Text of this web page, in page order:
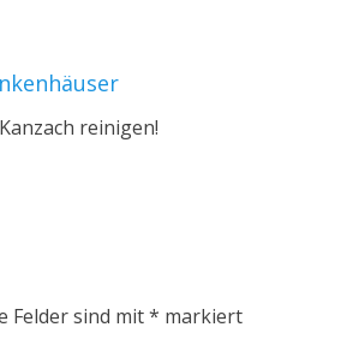
reinigen!
Felder sind mit* markiert